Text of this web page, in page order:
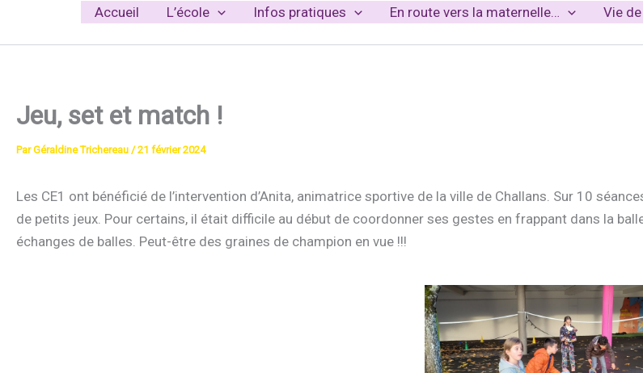
Accueil L’école Infos pratiques En route vers la maternelle… Vie de
Jeu, set et match !
ParGéraldine Trichereau /21 février 2024
Les CE1 ont bénéficié de l’intervention d’Anita, animatrice sportive de la ville de Challans. Sur 10
de petits jeux. Pour certains, il était difficile au début de coordonner ses gestes en frappant dans la
échanges de balles. Peut-être des graines de champion en vue !!!